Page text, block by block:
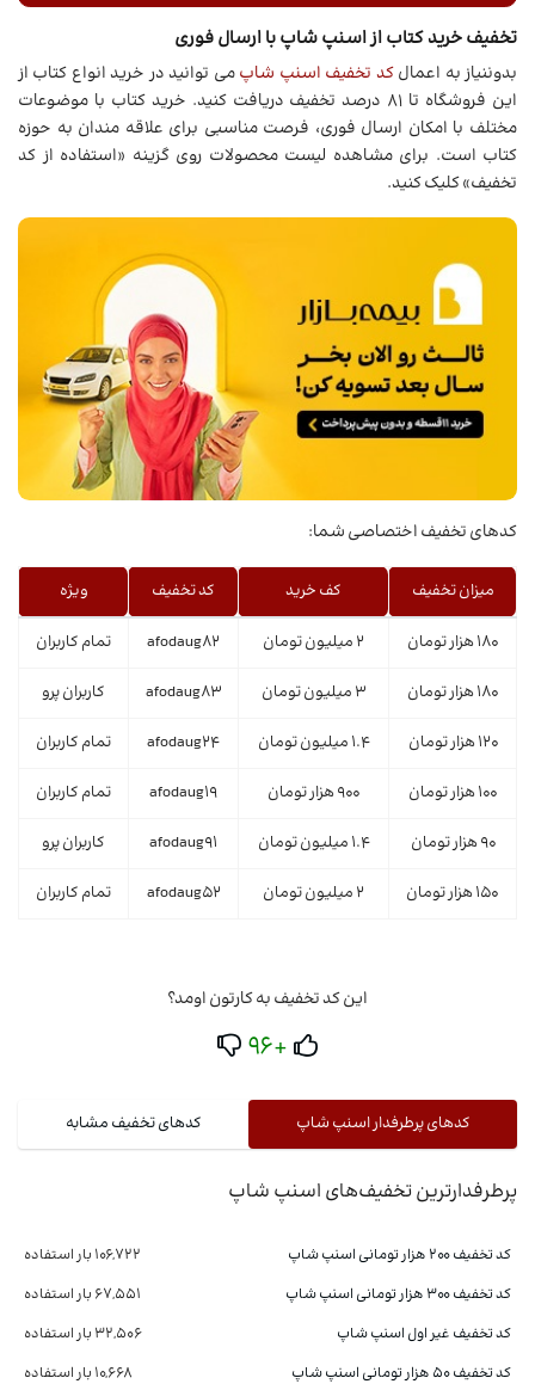
تخفیف خرید کتاب از اسنپ شاپ با ارسال فوری
بدوننیاز به اعمالکد تخفیف اسنپ شاپمی توانید در خرید انواع کتاب از
این فروشگاه تا 81 درصد تخفیف دریافت کنید. خرید کتاب با موضوعات
مختلف با امکان ارسال فوری، فرصت مناسبی برای علاقه مندان به حوزه
کتاب است. برای مشاهده لیست محصولات روی گزینه «استفاده از کد
تخفیف» کلیک کنید.
کدهای تخفیف اختصاصی شما:
میزان تخفیف کف خرید کد تخفیف ویژه
180 هزار تومان 2 میلیون تومان afodaug82 تمام کاربران
180 هزار تومان 3 میلیون تومان afodaug83 کاربران پرو
120 هزار تومان 1.4 میلیون تومان afodaug24 تمام کاربران
100 هزار تومان 900 هزار تومان afodaug19 تمام کاربران
90 هزار تومان 1.4 میلیون تومان afodaug91 کاربران پرو
150 هزار تومان 2 میلیون تومان afodaug52 تمام کاربران
این کد تخفیف به کارتون اومد؟
+96
کدهای پرطرفدار اسنپ شاپ کدهای تخفیف مشابه
پرطرفدارترین تخفیف‌های اسنپ شاپ
کد تخفیف ۲۰۰ هزار تومانی اسنپ شاپ
106,722 بار استفاده
کد تخفیف 300 هزار تومانی اسنپ شاپ
67,551 بار استفاده
کد تخفیف غیر اول اسنپ شاپ
32,506 بار استفاده
کد تخفیف ۵۰ هزار تومانی اسنپ شاپ
10,668 بار استفاده